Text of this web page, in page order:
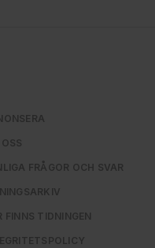
FRÅGOR OCH SVAR
FINNS TIDNINGEN